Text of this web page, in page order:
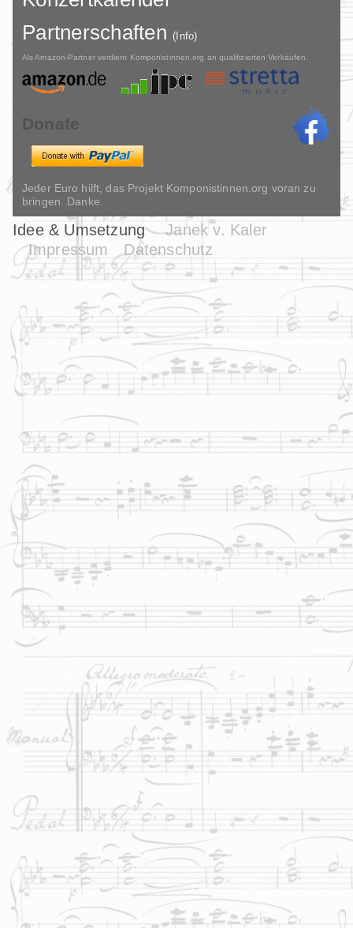
Partnerschaften(Info)
Als Amazon-Partner verdient Komponistinnen.org an qualifizierten Verkäufen.
Donate
Jeder Euro hilft, das Projekt Komponistinnen.org voran zu
bringen. Danke.
Idee & Umsetzung
Janek v. Kaler
Impressum
Datenschutz